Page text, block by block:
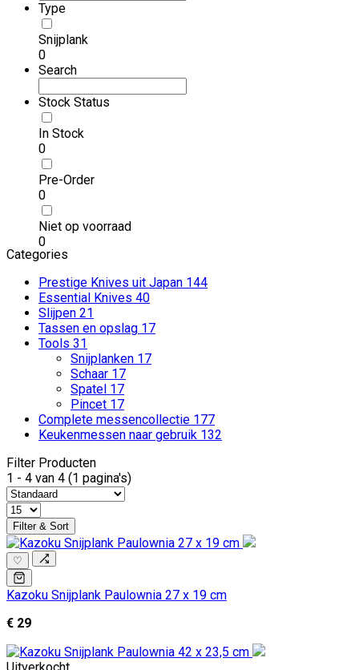
Type
Snijplank
0
Search
Stock Status
In Stock
0
Pre-Order
0
Niet op voorraad
0
Categories
Prestige Knives uit Japan 144
Essential Knives 40
Slijpen 21
Tassen en opslag 17
Tools 31
Snijplanken 17
Schaar 17
Spatel 17
Pincet 17
Complete messencollectie 177
Keukenmessen naar gebruik 132
Filter Producten
1 - 4 van 4 (1 pagina's)
Filter & Sort
♡
Kazoku Snijplank Paulownia 27 x 19 cm
€ 29